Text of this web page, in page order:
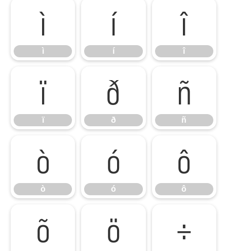
ì
ì
í
í
î
î
ï
ï
ð
ð
ñ
ñ
ò
ò
ó
ó
ô
ô
õ ö ÷